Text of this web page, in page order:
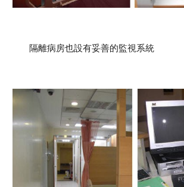
隔離病房也設有妥善的監視系統